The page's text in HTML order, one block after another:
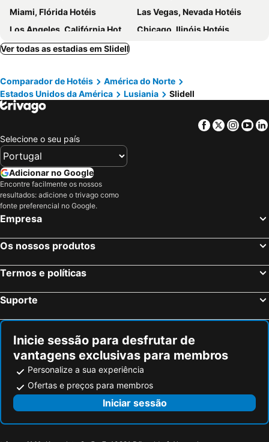
Miami, Flórida Hotéis
Las Vegas, Nevada Hotéis
Los Angeles, Califórnia Hotéis
Chicago, Ilinóis Hotéis
Lake Buena Vista, Flórida Hotéis
Ver todas as estadias em Slidell
Comparador de Hotéis
América do Norte
Estados Unidos da América
Lusiania Slidell
Facebook
Twitter
Selecione o seu país
Adicionar no Google
Encontre facilmente os nossos
resultados: adicione o trivago como
fonte preferencial no Google.
Empresa
Os nossos produtos
Termos e políticas
Suporte
Inicie sessão para desfrutar de
vantagens exclusivas para membros
Personalize a sua experiência
Ofertas e preços para membros
Iniciar sessão